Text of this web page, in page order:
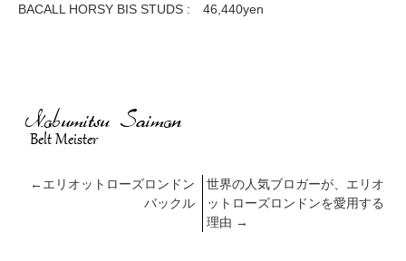
BACALL HORSY BIS STUDS : 46,440yen
←エリオットローズロンドン
バックル
世界の人気ブロガーが、エリオ
ットローズロンドンを愛用する
理由 →